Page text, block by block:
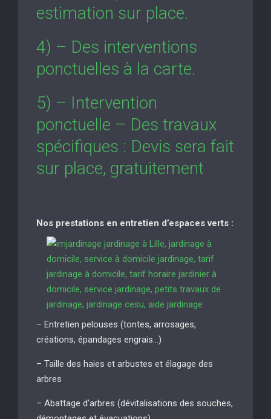
estimation sur place.
4) – Des interventions
ponctuelles à la carte.
5) – Intervention
ponctuelle – Des travaux
spécifiques : Devis sera fait
sur place, gratuitement
Nos prestations en entretien d’espaces verts :
– Entretien pelouses (tontes, arrosages,
créations, épandages engrais…)
– Taille des haies et arbustes et élagage des
arbres
– Abattage d’arbres (dévitalisations des souches,